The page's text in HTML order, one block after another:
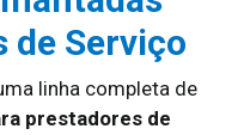
de Serviço
linha completa de
prestadores de